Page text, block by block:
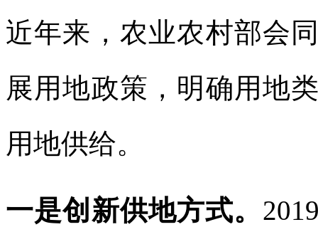
近年来，农业农村部会
展用地政策，明确用地
用地供给。
一是创新供地方式。